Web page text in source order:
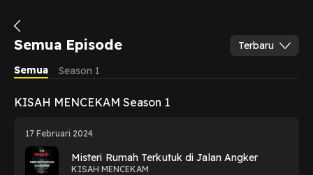
Semua Episode
Terbaru
Semua
Season 1
KISAH MENCEKAM Season 1
17 Februari 2024
Misteri Rumah Terkutuk di Jalan Angker
KISAH MENCEKAM